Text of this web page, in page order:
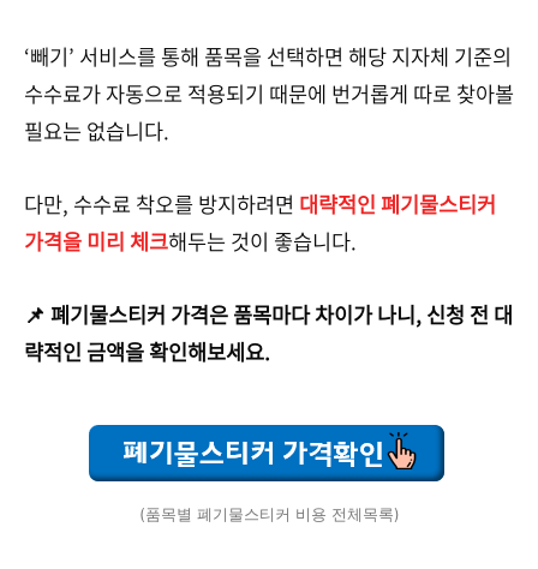
‘빼기’ 서비스를 통해 품목을 선택하면 해당 지자체 기준의
수수료가 자동으로 적용되기 때문에 번거롭게 따로 찾아볼
필요는 없습니다.
다만, 수수료 착오를 방지하려면 대략적인 폐기물스티커
가격을 미리 체크해두는 것이 좋습니다.
📌 폐기물스티커 가격은 품목마다 차이가 나니, 신청 전 대
략적인 금액을 확인해보세요.
(품목별 폐기물스티커 비용 전체목록)